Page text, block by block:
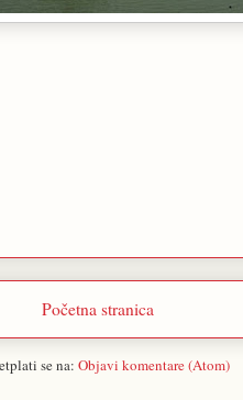
Početna stranica
se na: Objavi komentare (Atom)